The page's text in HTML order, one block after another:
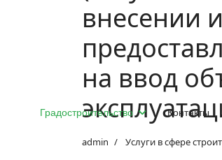
Градостроительство Контакты
внесении
на ввод
admin Услуги в сфере